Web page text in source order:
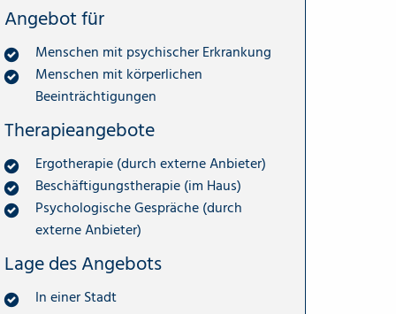
Angebot für
Menschen mit psychischer Erkrankung
Menschen mit körperlichen
Beeinträchtigungen
Therapieangebote
Ergotherapie (durch externe Anbieter)
Beschäftigungstherapie (im Haus)
Psychologische Gespräche (durch
externe Anbieter)
Lage des Angebots
In einer Stadt